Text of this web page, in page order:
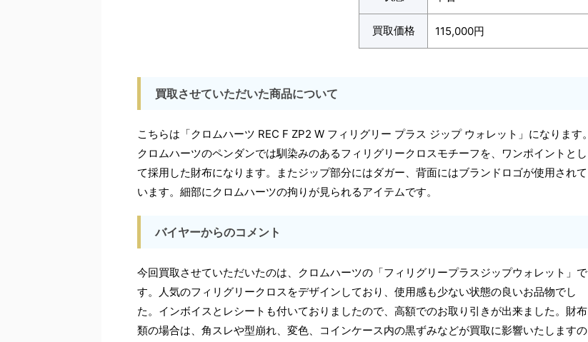
買取価格 115,000円
買取させていただいた商品について
こちらは「クロムハーツ REC F ZP2 W フィリグリー プラス ジップ ウォレット」になります。
クロムハーツのペンダンでは馴染みのあるフィリグリークロスモチーフを、ワンポイントとし
て採用した財布になります。またジップ部分にはダガー、背面にはブランドロゴが使用されて
います。細部にクロムハーツの拘りが見られるアイテムです。
バイヤーからのコメント
今回買取させていただいたのは、クロムハーツの「フィリグリープラスジップウォレット」で
す。人気のフィリグリークロスをデザインしており、使用感も少ない状態の良いお品物でし
た。インボイスとレシートも付いておりましたので、高額でのお取り引きが出来ました。財布
類の場合は、角スレや型崩れ、変色、コインケース内の黒ずみなどが買取に影響いたしますの